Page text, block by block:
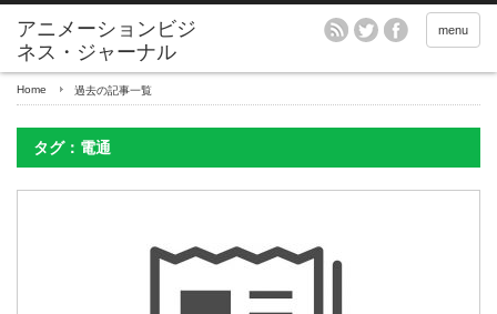
アニメーションビジ
ネス・ジャーナル
menu
Home 過去の記事一覧
タグ：電通